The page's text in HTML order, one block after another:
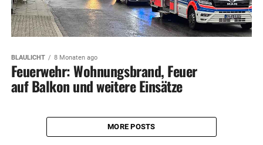
BLAULICHT 8 Monaten ago
Feuerwehr: Wohnungsbrand, Feuer
auf Balkon und weitere Einsätze
MORE POSTS